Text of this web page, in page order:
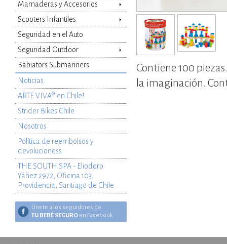
Contiene 100
la imaginación.
Mamaderas y Accesorios
Scooters Infantiles
Seguridad en el Auto
Seguridad Outdoor
Babiators Submariners
Noticias
ARTE VIVA® en Chile!
Strider Bikes Chile
Nosotros
Política de reembolsos y
devolucioness
THE SOUTH SPA - Eliodoro
Yáñez 2972, Oficina 103,
Providencia, Santiago de Chile.
Únete a los seguidores de
TU BEBÉ SEGURO en Facebook